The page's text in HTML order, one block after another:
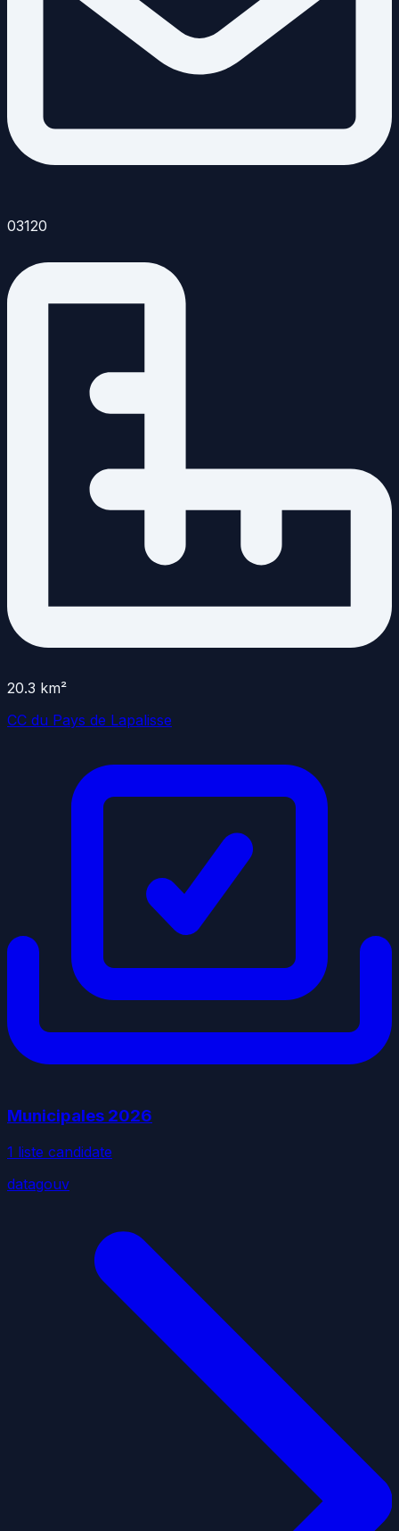
03120
20.3 km²
CC du Pays de Lapalisse
Municipales 2026
1 liste candidate
datagouv